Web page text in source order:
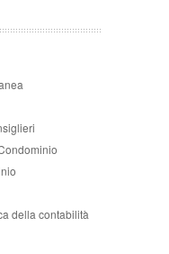
della contabilità